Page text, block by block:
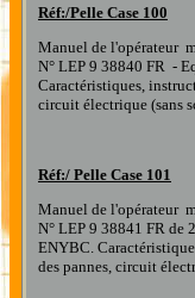
Réf:/Pelle Case 100
Manuel de l'opérateur
N° LEP 9 38840 FR -
Caractéristiques,
circuit électrique (sans
Réf:/ Pelle Case 101
Manuel de l'opérateur
N° LEP 9 38841 FR de
ENYBC.
des pannes, circuit